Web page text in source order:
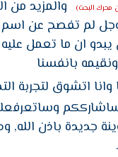
محرك البحث)
والمزيد من
لم تفصح عن اسم
ان ما تعمل
بانفسنا
وانا اتشوق لتجربة
جديدة باذن الله,